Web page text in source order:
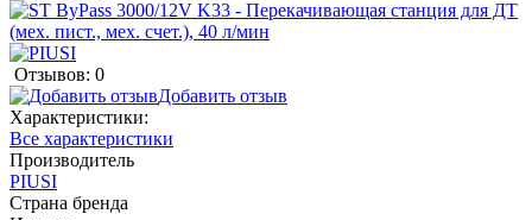
Отзывов: 0
Добавить отзыв
Характеристики:
Все характеристики
Производитель
PIUSI
Страна бренда